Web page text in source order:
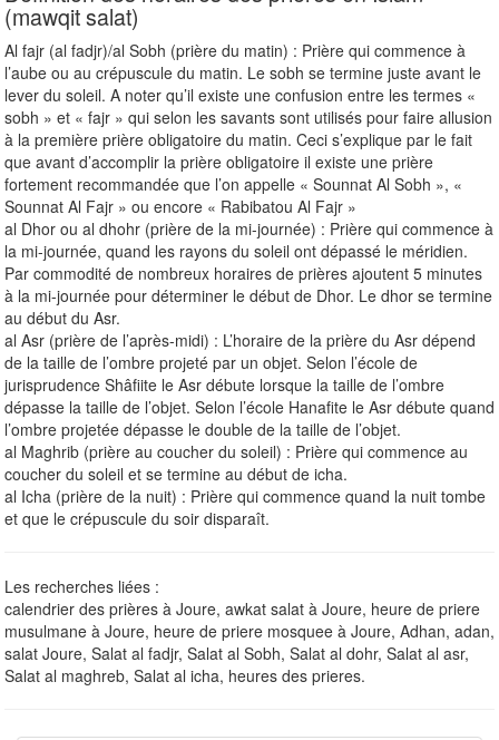
(mawqit salat)
Al fajr (al fadjr)/al Sobh (prière du matin) : Prière qui commence à
l’aube ou au crépuscule du matin. Le sobh se termine juste avant le
lever du soleil. A noter qu’il existe une confusion entre les termes «
sobh » et « fajr » qui selon les savants sont utilisés pour faire allusion
à la première prière obligatoire du matin. Ceci s’explique par le fait
que avant d’accomplir la prière obligatoire il existe une prière
fortement recommandée que l’on appelle « Sounnat Al Sobh », «
Sounnat Al Fajr » ou encore « Rabibatou Al Fajr »
al Dhor ou al dhohr (prière de la mi-journée) : Prière qui commence à
la mi-journée, quand les rayons du soleil ont dépassé le méridien.
Par commodité de nombreux horaires de prières ajoutent 5 minutes
à la mi-journée pour déterminer le début de Dhor. Le dhor se termine
au début du Asr.
al Asr (prière de l’après-midi) : L’horaire de la prière du Asr dépend
de la taille de l’ombre projeté par un objet. Selon l’école de
jurisprudence Shâfiite le Asr débute lorsque la taille de l’ombre
dépasse la taille de l’objet. Selon l’école Hanafite le Asr débute quand
l’ombre projetée dépasse le double de la taille de l’objet.
al Maghrib (prière au coucher du soleil) : Prière qui commence au
coucher du soleil et se termine au début de icha.
al Icha (prière de la nuit) : Prière qui commence quand la nuit tombe
et que le crépuscule du soir disparaît.
Les recherches liées :
calendrier des prières à Joure, awkat salat à Joure, heure de priere
musulmane à Joure, heure de priere mosquee à Joure, Adhan, adan,
salat Joure, Salat al fadjr, Salat al Sobh, Salat al dohr, Salat al asr,
Salat al maghreb, Salat al icha, heures des prieres.